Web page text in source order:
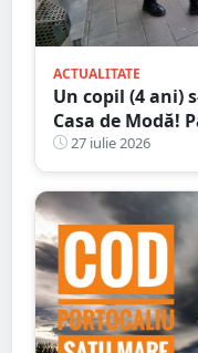
ACTUALITATE
Un copil (4 ani)
Casa de Modă!
27 iulie 2026